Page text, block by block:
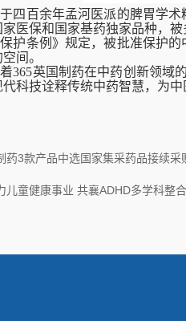
四百余年孟河医派的脾胃学
医保和国家基药独家品种，被
护条例》规定，被批准保护
间。
365英国制药在中药创新领域
科技诠释传统中药智慧，为
药3款产品中选国家集采药品接续采
儿童健康事业 共襄ADHD多学科整